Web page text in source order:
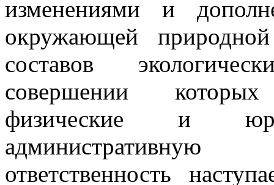
изменениями и
окружающей
составов
совершении
физические и
административную
ответственность